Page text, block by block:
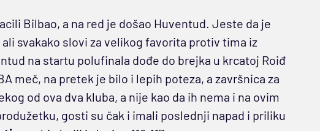
Bilbao, a na red je došao Huventud. Jeste da je
svakako slovi za velikog favorita protiv tima iz
na startu polufinala dođe do brejka u krcatoj Roiđ
meč, na pretek je bilo i lepih poteza, a završnica za
od ova dva kluba, a nije kao da ih nema i na ovim
gosti su čak i imali poslednji napad i priliku